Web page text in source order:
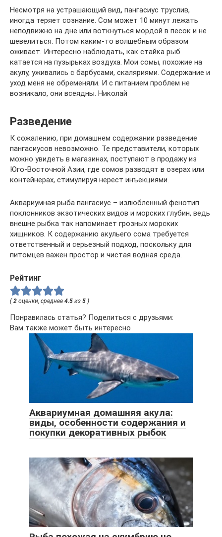
Несмотря на устрашающий вид, пангасиус труслив,
иногда теряет сознание. Сом может 10 минут лежать
неподвижно на дне или воткнуться мордой в песок и не
шевелиться. Потом каким-то волшебным образом
оживает. Интересно наблюдать, как стайка рыб
катается на пузырьках воздуха. Мои сомы, похожие на
акулу, уживались с барбусами, скаляриями. Содержание и
уход меня не обременяли. И с питанием проблем не
возникало, они всеядны. Николай
Разведение
К сожалению, при домашнем содержании разведение
пангасиусов невозможно. Те представители, которых
можно увидеть в магазинах, поступают в продажу из
Юго-Восточной Азии, где сомов разводят в озерах или
контейнерах, стимулируя нерест инъекциями.
Аквариумная рыба пангасиус – излюбленный фенотип
поклонников экзотических видов и морских глубин, ведь
внешне рыбка так напоминает грозных морских
хищников. К содержанию акульего сома требуется
ответственный и серьезный подход, поскольку для
питомцев важен простор и чистая водная среда.
Рейтинг
( 2 оценки, среднее 4.5 из 5 )
Понравилась статья? Поделиться с друзьями:
Вам также может быть интересно
Аквариумная домашняя акула:
виды, особенности содержания и
покупки декоративных рыбок